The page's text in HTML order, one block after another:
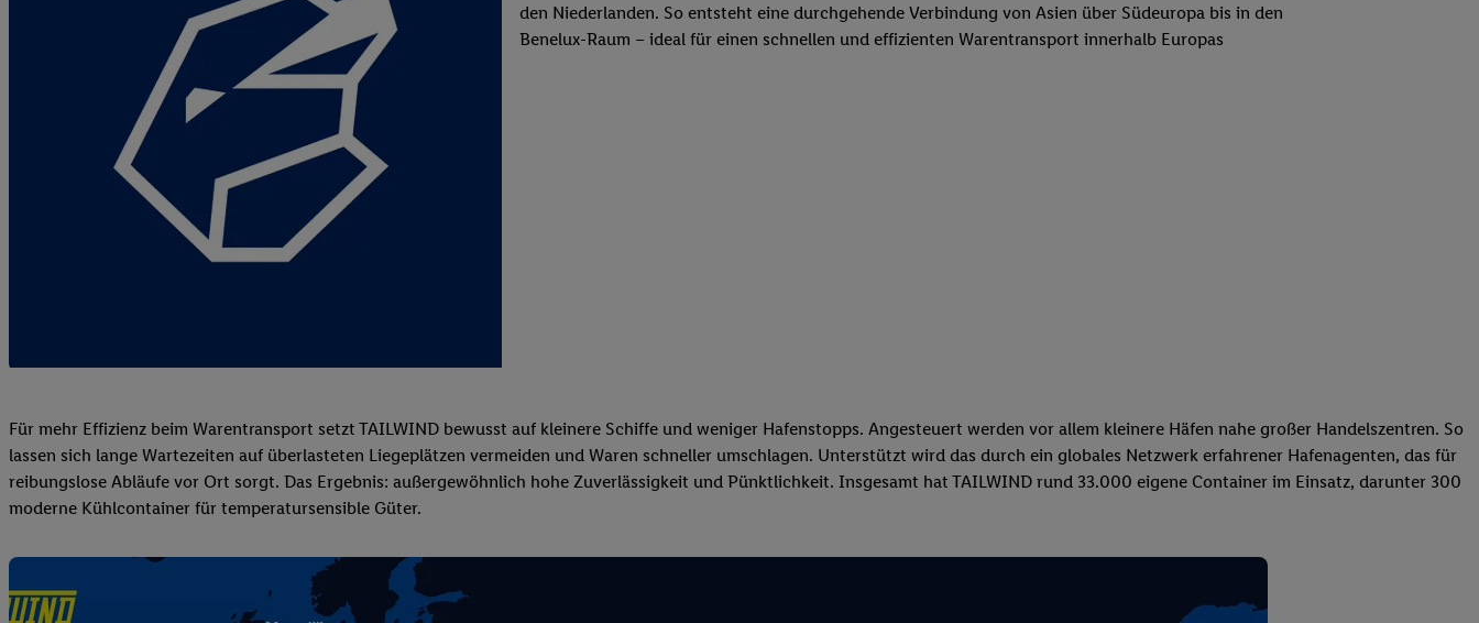
den Niederlanden. So entsteht eine durchgehende Verbindung von Asien über Südeuropa bis in den
Benelux-Raum – ideal für einen schnellen und effizienten Warentransport innerhalb Europas
Für mehr Effizienz beim Warentransport setzt TAILWIND bewusst auf kleinere Schiffe und weniger Hafenstopps. Angesteuert werden vor allem kleinere Häfen nahe großer Handelszentren. So
lassen sich lange Wartezeiten auf überlasteten Liegeplätzen vermeiden und Waren schneller umschlagen. Unterstützt wird das durch ein globales Netzwerk erfahrener Hafenagenten, das für
reibungslose Abläufe vor Ort sorgt. Das Ergebnis: außergewöhnlich hohe Zuverlässigkeit und Pünktlichkeit. Insgesamt hat TAILWIND rund 33.000 eigene Container im Einsatz, darunter 300
moderne Kühlcontainer für temperatursensible Güter.